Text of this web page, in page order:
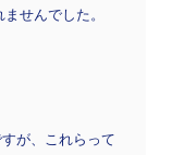
せんでした。
が、これらって